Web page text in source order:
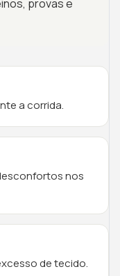
provas e
a corrida.
nos
de tecido.